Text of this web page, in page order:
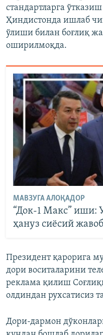
стандартларга
Ҳиндистонда ишлаб
ўлиши билан боғлиқ
оширилмоқда.
МАВЗУГА АЛОҚАДОР
“Док-1 Макс” иши:
ҳануз сиёсий
Президент қарорига
дори воситаларини
реклама қилиш
олдиндан рухсатисиз
Дори-дармон